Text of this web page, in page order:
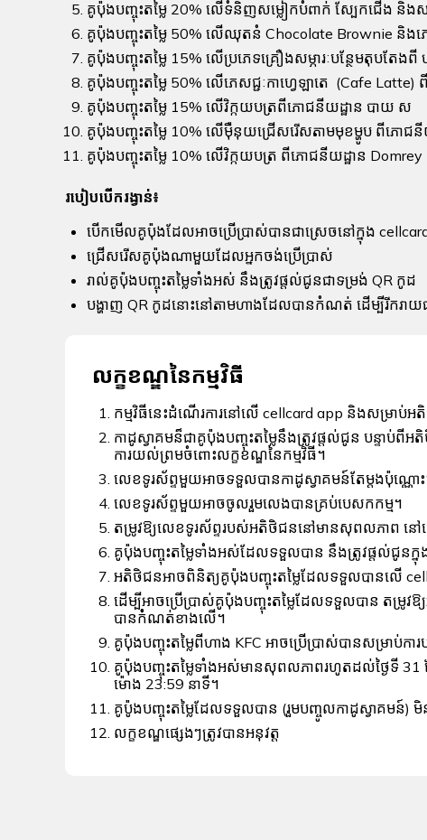
គូប៉ុងបញ្ចុះតម្លៃ 20% លើទំនិញសម្លៀកបំពាក់ ស្បែកជើង និងស
គូប៉ុងបញ្ចុះតម្លៃ 50% លើឈុតនំ Chocolate Brownie និងភ
គូប៉ុងបញ្ចុះតម្លៃ 15% លើប្រភេទគ្រឿងសម្ភារៈបន្ថែមតុបត
គូប៉ុងបញ្ចុះតម្លៃ 50% លើភេសជ្ជៈកាហ្វេឡាតេ (Cafe Latte)
គូប៉ុងបញ្ចុះតម្លៃ 15% លើវិក្កយបត្រពីភោជនីយដ្ឋាន បាយ ស
គូប៉ុងបញ្ចុះតម្លៃ 10% លើម៉ឺនុយជ្រើសរើសតាមមុខម្ហូប ពីភោជ
គូប៉ុងបញ្ចុះតម្លៃ 10% លើវិក្កយបត្រ ពីភោជនីយដ្ឋាន Domrey
របៀបបើករង្វាន់៖
បើកមើលគូប៉ុងដែលអាចប្រើប្រាស់បានជាស្រេចនៅក្នុង
ជ្រើសរើសគូប៉ុងណាមួយដែលអ្នកចង់ប្រើប្រាស់
រាល់គូប៉ុងបញ្ចុះតម្លៃទាំងអស់ នឹងត្រូវផ្តល់ជូនជាទម្រង់ QR កូដ
បង្ហាញ QR កូដនោះនៅតាមហាងដែលបានកំណត់ ដើម្បីរីករាយជ
លក្ខខណ្ឌនៃកម្មវិធី
កម្មវិធីនេះដំណើរការនៅលើ cellcard app និងសម្រាប់
កាដូស្វាគមន៏ជាគូប៉ុងបញ្ចុះតម្លៃនឹងត្រូវផ្តល់ជូន បន្ទ
ការយល់ព្រមចំពោះលក្ខខណ្ឌនៃកម្មវិធី។
លេខទូរស័ព្ទមួយអាចទទួលបានកាដូស្វាគមន៍តែម្តងប៉ុណ្ណោ
លេខទូរស័ព្ទមួយអាចចូលរួមលេងបានគ្រប់បេសកកម្ម។
តម្រូវឱ្យលេខទូរស័ព្ទរបស់អតិថិជននៅមានសុពលភាព នៅ
គូប៉ុងបញ្ចុះតម្លៃទាំងអស់ដែលទទួលបាន នឹងត្រូវផ្តល់ជូនក្នុ
អតិថិជនអាចពិនិត្យគូប៉ុងបញ្ចុះតម្លៃដែលទទួលបានលើ
ដើម្បីអាចប្រើប្រាស់គូប៉ុងបញ្ចុះតម្លៃដែលទទួលបាន តម្រូ
បានកំំណត់ខាងលើ។
គូប៉ុងបញ្ចុះតម្លៃពីហាង KFC អាចប្រើប្រាស់បានសម្រាប់ក
គូប៉ុងបញ្ចុះតម្លៃទាំងអស់មានសុពលភាពរហូតដល់ថ្ងៃទី 31
ម៉ោង 23:59 នាទី។
គូប៉ូងបញ្ចុះតម្លៃដែលទទួលបាន (រួមបញ្ចូលកាដូស្វាគមន៍) មិ
លក្ខខណ្ឌផ្សេងៗត្រូវបានអនុវត្ត